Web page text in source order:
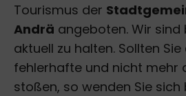
Tourismus der
Andrä angeboten. Wir
aktuell zu halten. Sollten
fehlerhafte und nicht mehr
stoßen, so wenden Sie